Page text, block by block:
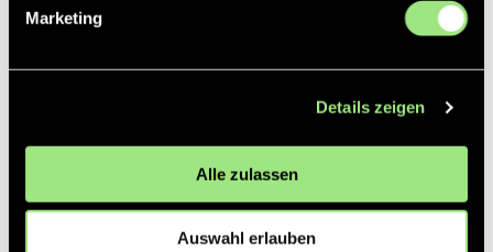
Marketing
Details zeigen
Alle zulassen
Auswahl erlauben